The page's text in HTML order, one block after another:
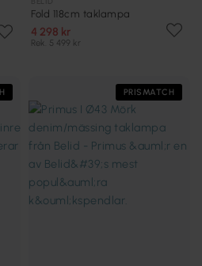
Fold 118cm taklampa
4 298 kr
Rek. 5 499 kr
PRISMATCH